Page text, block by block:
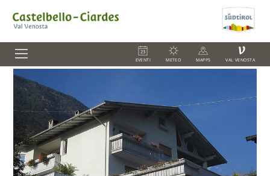
EVENTI METEO MAPPS
V
VAL VENOSTA